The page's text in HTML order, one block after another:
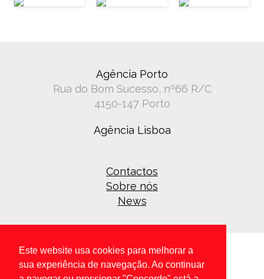
Este website usa cookies para melhorar a
sua experiência de navegação. Ao continuar
Agência Porto
Rua do Bom Sucesso, nº66 R/C
4150-147 Porto
Agência Lisboa
Contactos
Sobre nós
News